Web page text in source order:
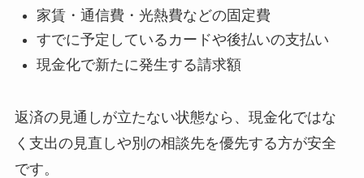
家賃・通信費・光熱費などの固定費
すでに予定しているカードや後払いの支払い
現金化で新たに発生する請求額
返済の見通しが立たない状態なら、現金化ではな
く支出の見直しや別の相談先を優先する方が安全
です。